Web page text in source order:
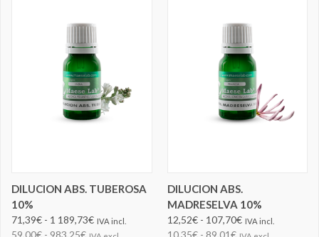
DILUCION ABS. TUBEROSA
10%
71,39€ - 1 189,73€ IVA incl.
59,00€ - 983,25€
DILUCION ABS.
MADRESELVA 10%
12,52€ - 107,70€ IVA incl.
10,35€ - 89,01€